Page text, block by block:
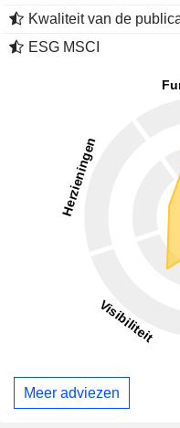
Kwaliteit van de
ESG MSCI
Meer adviezen